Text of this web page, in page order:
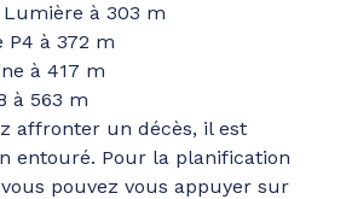
Lumière à 303 m
P4 à 372 m
à 417 m
à 563 m
affronter un décès, il est
entouré. Pour la planification
pouvez vous appuyer sur